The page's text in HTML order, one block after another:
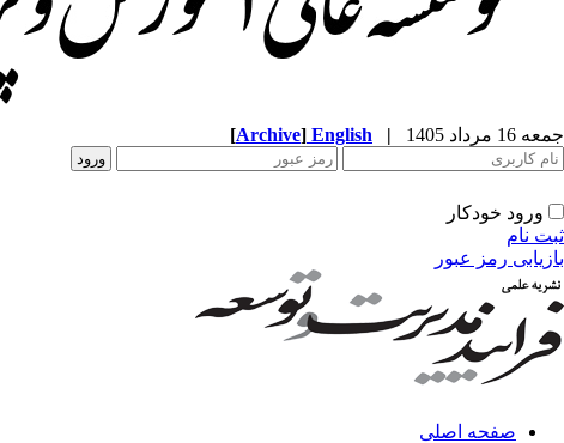
جمعه 16 مرداد 1405 |
English
[Archive]
ورود خودکار
ثبت نام
بازیابی رمز عبور
صفحه اصلی